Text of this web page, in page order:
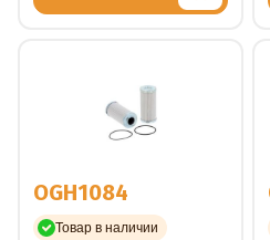
OGH1084
Товар в наличии